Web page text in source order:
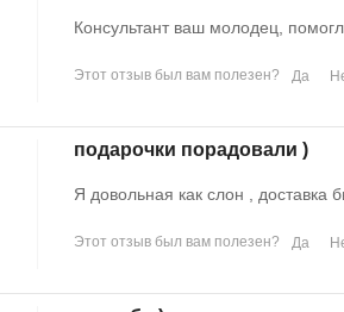
Консультант ваш молодец,
Этот отзыв был вам полезен? Да
подарочки порадовали )
Я довольная как слон , доставка
Этот отзыв был вам полезен? Да